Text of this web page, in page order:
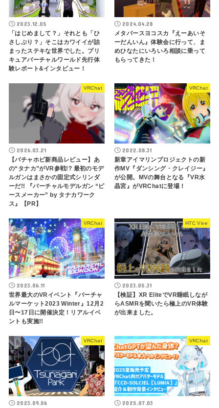
2023.12.05
「はじめまして？」それとも「ひ
さしぶり？」そこはカワイイが詰
まったステキな世界でした。プリ
キュアバーチャルワールド先行体
験レポート&インタビュー！
2024.04.28
メタバースヨコスカ『えーあいそ
ーだんいん』体験会に行って、ま
めひなたにいろいろ相談に乗って
もらってきた！
VRChat
2026.03.21
【バチャホビ新商品レビュー】あ
の“タナカ”がVR参戦!? 最初のモデ
ルガンはまさかの固定式シリンダ
ーだ!! 『バーチャルモデルガン “ピ
ースメーカー” by タナカワーク
ス』【PR】
VRChat
2022.08.31
新章アイマリンプロジェクトの新
作MV『ダンシング・クレイジー』
が公開。MVの舞台となる『VR水
晶宮』がVRChatに登場！
VRChat
2023.06.11
世界最大のVRイベント『バーチャ
ルマーケット2023 Winter』12月2
日〜17日に開催決定！リアルイベ
ントも実施!!
HTC Vive
2023.05.31
【検証】XR EliteでVR睡眠しなが
らASMRを聞いたら極上のVR体験
が出来ました。
VRChat
2023.09.06
VRChat
2025.07.03